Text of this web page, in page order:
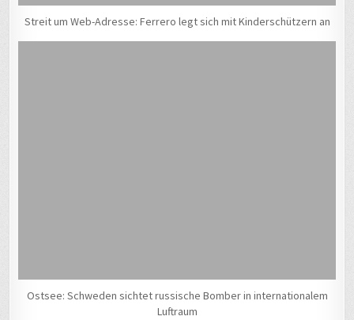
Streit um Web-Adresse: Ferrero legt sich mit Kinderschützern an
Ostsee: Schweden sichtet russische Bomber in internationalem
Luftraum